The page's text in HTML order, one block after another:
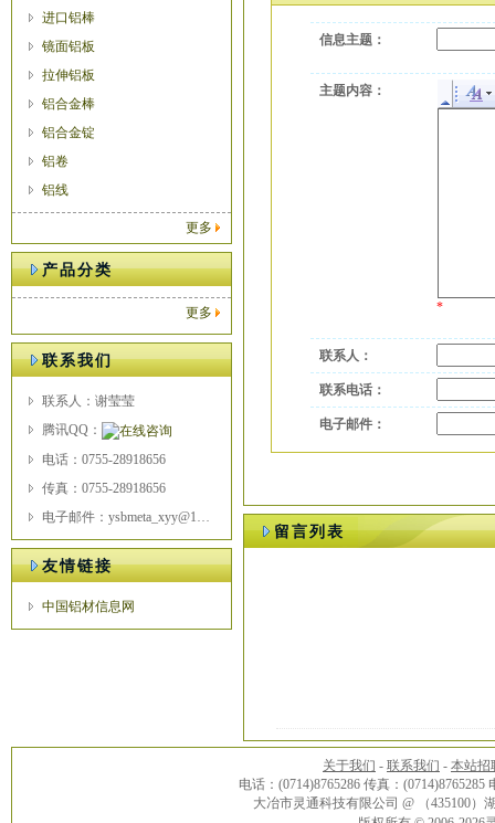
进口铝棒
镜面铝板
拉伸铝板
铝合金棒
铝合金锭
铝卷
铝线
更多
产品分类
更多
联系我们
联系人：谢莹莹
腾讯QQ：
电话：0755-28918656
传真：0755-28918656
电子邮件：ysbmeta_xyy@163.com
友情链接
中国铝材信息网
信息主题：
主题内容：
*
联系人：
联系电话：
电子邮件：
留言列表
关于我们 - 联系我们 - 本站招
电话：(0714)8765286 传真：(0714)8765285
大冶市灵通科技有限公司 @ （435100